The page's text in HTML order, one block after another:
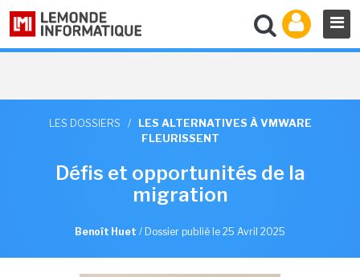
LES DOSSIERS /
LES ALTERNATIVES À VMWARE
FLEURISSENT
Défis et opportunités de la
migration
Benoît Huet / Dossier publié le 25 Avril 2025